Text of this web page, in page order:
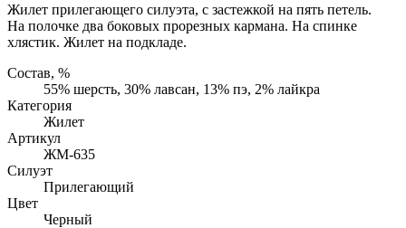
Жилет прилегающего силуэта, с застежкой на пять петель.
На полочке два боковых прорезных кармана. На спинке
хлястик. Жилет на подкладе.
Состав, %
55% шерсть, 30% лавсан, 13% пэ, 2% лайкра
Категория
Жилет
Артикул
ЖМ-635
Силуэт
Прилегающий
Цвет
Черный